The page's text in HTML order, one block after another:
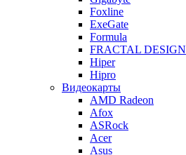
Foxline
ExeGate
Formula
FRACTAL DESIGN
Hiper
Hipro
Видеокарты
AMD Radeon
Afox
ASRock
Acer
Asus